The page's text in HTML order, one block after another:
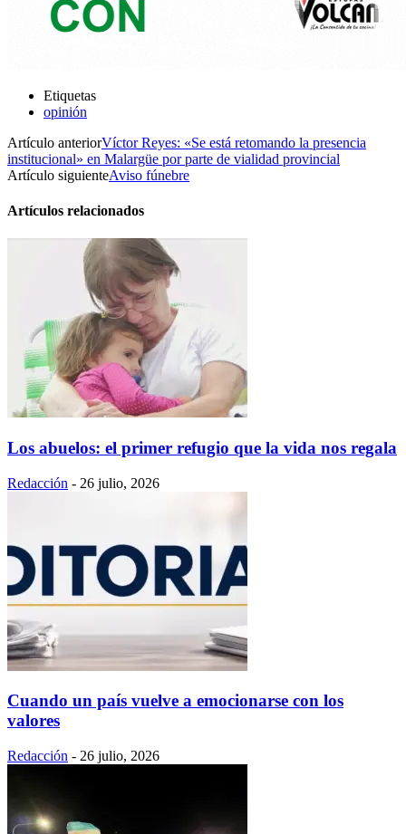
Etiquetas
opinión
Artículo anteriorVíctor Reyes: «Se está retomando la presencia
institucional» en Malargüe por parte de vialidad provincial
Artículo siguienteAviso fúnebre
Artículos relacionados
Los abuelos: el primer refugio que la vida nos regala
Redacción - 26 julio, 2026
Cuando un país vuelve a emocionarse con los
valores
Redacción - 26 julio, 2026